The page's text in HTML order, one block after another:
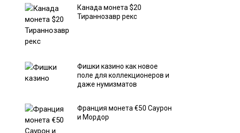
Канада монета $20
Тираннозавр рекс
Фишки казино как новое
поле для коллекционеров и
даже нумизматов
Франция монета €50 Саурон
и Мордор